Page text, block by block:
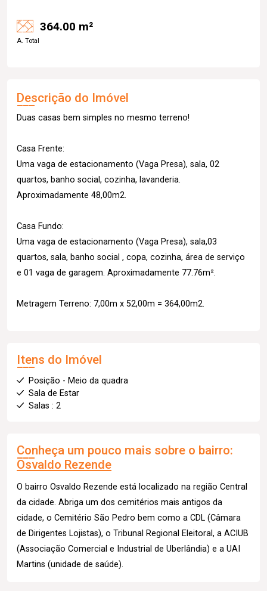
364.00 m²
A. Total
Descrição do Imóvel
Duas casas bem simples no mesmo terreno!
Casa Frente:
Uma vaga de estacionamento (Vaga Presa), sala, 02
quartos, banho social, cozinha, lavanderia.
Aproximadamente 48,00m2.
Casa Fundo:
Uma vaga de estacionamento (Vaga Presa), sala,03
quartos, sala, banho social , copa, cozinha, área de serviço
e 01 vaga de garagem. Aproximadamente 77.76m².
Metragem Terreno: 7,00m x 52,00m = 364,00m2.
Itens do Imóvel
Posição - Meio da quadra
Sala de Estar
Salas : 2
Conheça um pouco mais sobre o bairro:
Osvaldo Rezende
O bairro Osvaldo Rezende está localizado na região Central
da cidade. Abriga um dos cemitérios mais antigos da
cidade, o Cemitério São Pedro bem como a CDL (Câmara
de Dirigentes Lojistas), o Tribunal Regional Eleitoral, a ACIUB
(Associação Comercial e Industrial de Uberlândia) e a UAI
Martins (unidade de saúde).